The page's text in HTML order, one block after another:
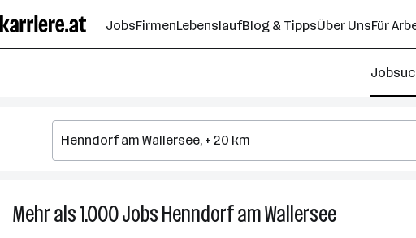
Seiteninhalt
springen
JobsFirmenLebenslaufBlog & TippsÜber UnsFür
Mehr als 1.000JobsHenndorf am WallerseeMehr